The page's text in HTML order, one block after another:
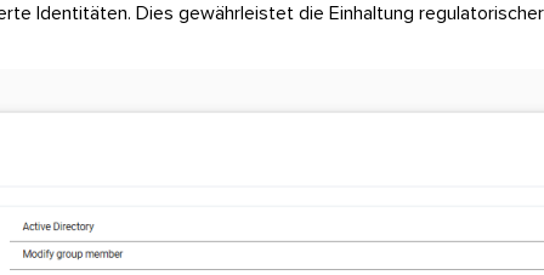
Identitäten. Dies gewährleistet die Einhaltung